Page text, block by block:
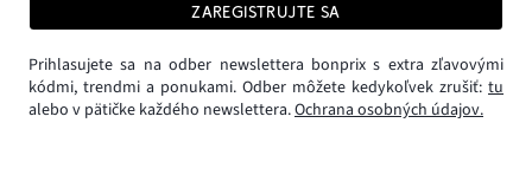
ZAREGISTRUJTE SA
Prihlasujete sa na odber newslettera bonprix s extra zľavovými
kódmi, trendmi a ponukami. Odber môžete kedykoľvek zrušiť: tu
alebo v pätičke každého newslettera.Ochrana osobných údajov.